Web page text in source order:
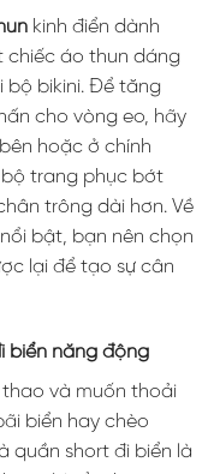
kinh điển dành
chiếc áo thun dáng
bộ bikini. Để tăng
cho vòng eo, hãy
hoặc ở chính
trang phục bớt
trông dài hơn. Về
bật, bạn nên chọn
lại để tạo sự cân
biển năng động
và muốn thoải
biển hay chèo
quần short đi biển là